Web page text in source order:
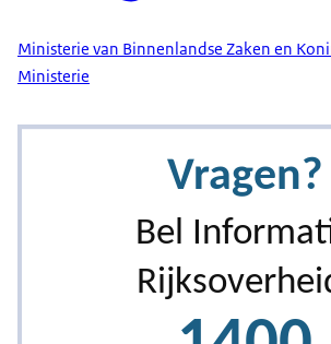
Ministerie van Binnenlandse Zaken en
Ministerie